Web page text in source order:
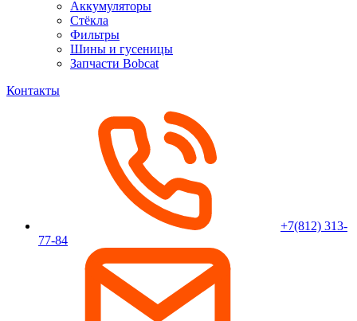
Аккумуляторы
Стёкла
Фильтры
Шины и гусеницы
Запчасти Bobcat
Контакты
+7(812) 313-
77-84